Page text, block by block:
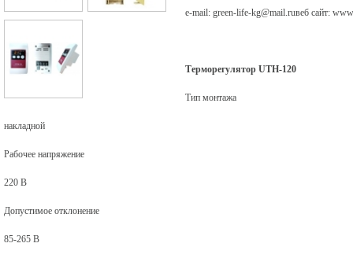
e-mail: green-life-kg@mail.ruвеб сайт:
Терморегулятор UTH-120
Тип монтажа
накладной
Рабочее напряжение
220 В
Допустимое отклонение
85-265 В